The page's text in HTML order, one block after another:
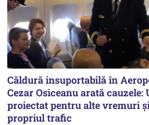
Căldură insuportabilă în
Cezar Osiceanu arată cauzele:
proiectat pentru alte vremuri
propriul trafic